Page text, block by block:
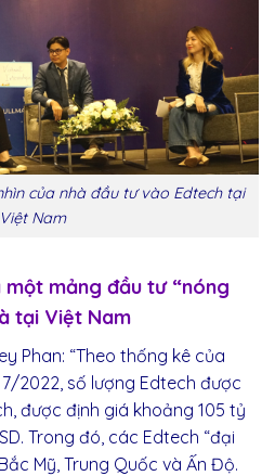
của nhà đầu tư vào Edtech tại
Việt Nam
mảng đầu tư “nóng
tại Việt Nam
Phan: “Theo thống kê của
2022, số lượng Edtech được
được định giá khoảng 105 tỷ
Trong đó, các Edtech “đại
Mỹ, Trung Quốc và Ấn Độ.